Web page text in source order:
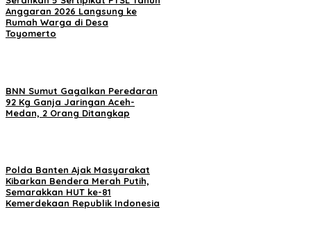
Anggaran 2026 Langsung ke
Rumah Warga di Desa
Toyomerto
BNN Sumut Gagalkan Peredaran
92 Kg Ganja Jaringan Aceh-
Medan, 2 Orang Ditangkap
Polda Banten Ajak Masyarakat
Kibarkan Bendera Merah Putih,
Semarakkan HUT ke-81
Kemerdekaan Republik Indonesia